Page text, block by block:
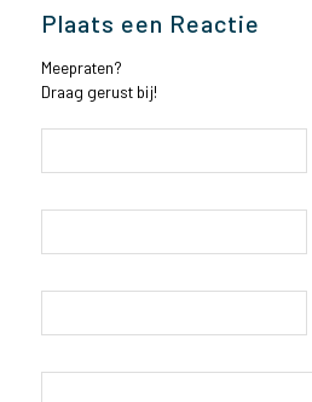
Plaats een Reactie
Meepraten?
Draag gerust bij!